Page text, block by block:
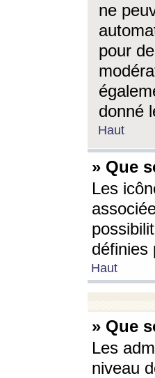
ne
pour
donné
Haut
» Que
Les
définies
Haut
» Que
Les
niveau